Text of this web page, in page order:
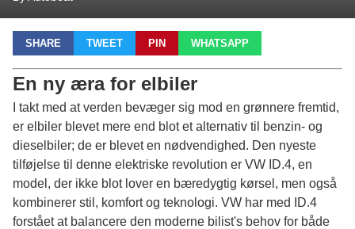
SHARE TWEET PIN WHATSAPP
En ny æra for elbiler
I takt med at verden bevæger sig mod en grønnere fremtid,
er elbiler blevet mere end blot et alternativ til benzin- og
dieselbiler; de er blevet en nødvendighed. Den nyeste
tilføjelse til denne elektriske revolution er VW ID.4, en
model, der ikke blot lover en bæredygtig kørsel, men også
kombinerer stil, komfort og teknologi. VW har med ID.4
forstået at balancere den moderne bilist's behov for både